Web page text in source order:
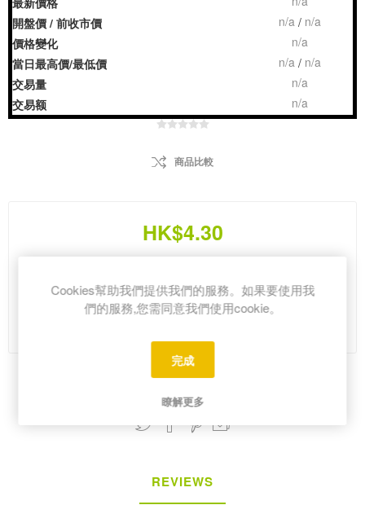
開盤價 / 前收市價
n/a / n/a
價格變化
n/a
當日最高價/最低價
n/a / n/a
交易量
n/a
交易额
n/a
商品比較
HK$4.30
REVIEWS
Cookies幫助我們提供我們的服務。如果要使用我
們的服務,您需同意我們使用cookie。
完成
瞭解更多